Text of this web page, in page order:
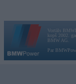
Vortāls
kopš 2002.
BMW AG.
Par